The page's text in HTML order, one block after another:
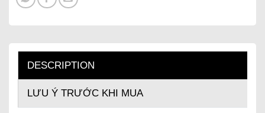
DESCRIPTION
LƯU Ý TRƯỚC KHI MUA